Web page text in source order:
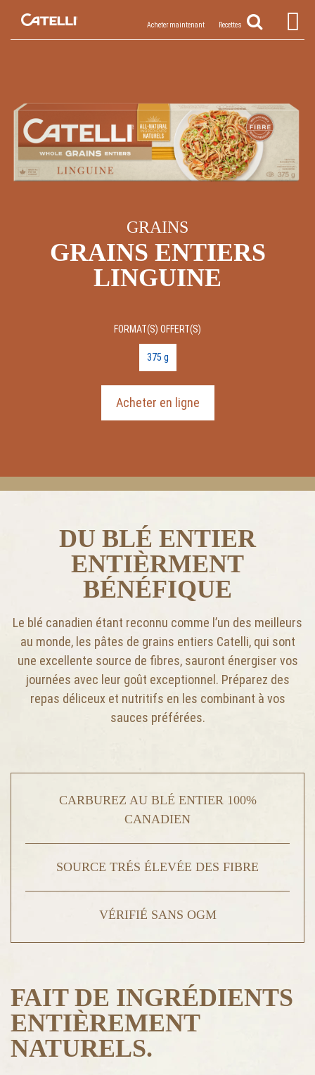
Acheter maintenant Recettes
GRAINS
GRAINS ENTIERS
LINGUINE
FORMAT(S) OFFERT(S)
375 g
Acheter en ligne
DU BLÉ ENTIER
ENTIÈRMENT
BÉNÉFIQUE
Le blé canadien étant reconnu comme l’un des meilleurs
au monde, les pâtes de grains entiers Catelli, qui sont
une excellente source de fibres, sauront énergiser vos
journées avec leur goût exceptionnel. Préparez des
repas déliceux et nutritifs en les combinant à vos
sauces préférées.
CARBUREZ AU BLÉ ENTIER 100%
CANADIEN
SOURCE TRÉS ÉLEVÉE DES FIBRE
VÉRIFIÉ SANS OGM
FAIT DE INGRÉDIENTS
ENTIÈREMENT
NATURELS.